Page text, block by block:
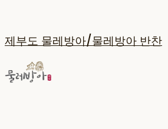
제부도 물레방아/물레방아 반찬